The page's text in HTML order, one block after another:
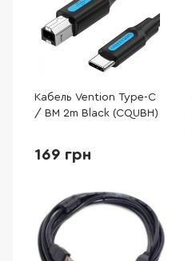
Кабель Vention Type-C
/ BM 2m Black (CQUBH)
169 грн